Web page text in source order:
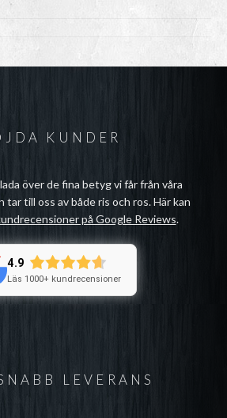
LEVERANS
KUNDER
över de fina betyg vi får från våra
tar till oss av både ris och ros. Här kan
på Google Reviews.
4.9
Läs 1000+ kundrecensioner